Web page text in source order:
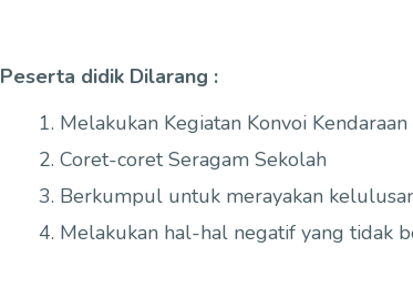
Peserta didik Dilarang :
Melakukan Kegiatan Konvoi
Coret-coret Seragam Sekolah
Berkumpul untuk merayakan
Melakukan hal-hal negatif yang tidak